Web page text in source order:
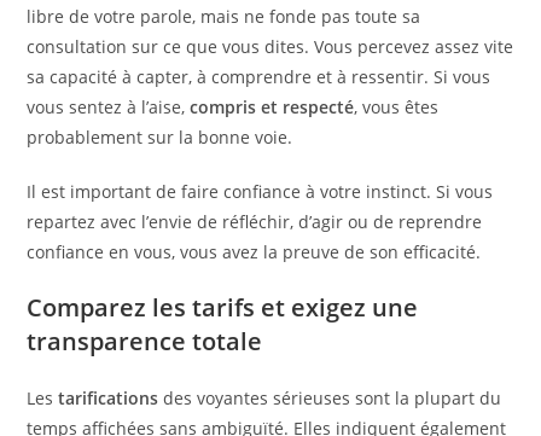
libre de votre parole, mais ne fonde pas toute sa
consultation sur ce que vous dites. Vous percevez assez vite
sa capacité à capter, à comprendre et à ressentir. Si vous
vous sentez à l’aise,compris et respecté, vous êtes
probablement sur la bonne voie.
Il est important de faire confiance à votre instinct. Si vous
repartez avec l’envie de réfléchir, d’agir ou de reprendre
confiance en vous, vous avez la preuve de son efficacité.
Comparez les tarifs et exigez une
transparence totale
Lestarifications des voyantes sérieuses sont la plupart du
temps affichées sans ambiguïté. Elles indiquent également